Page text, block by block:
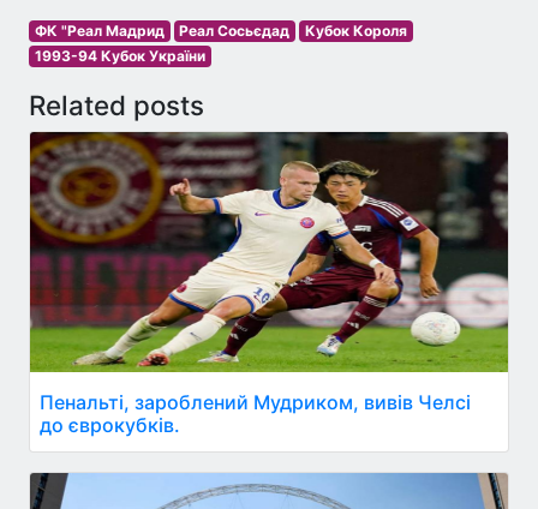
ФК "Реал Мадрид Реал Сосьєдад
Кубок Короля
1993-94 Кубок України
Related posts
Пенальті, зароблений Мудриком, вивів Челсі
до єврокубків.